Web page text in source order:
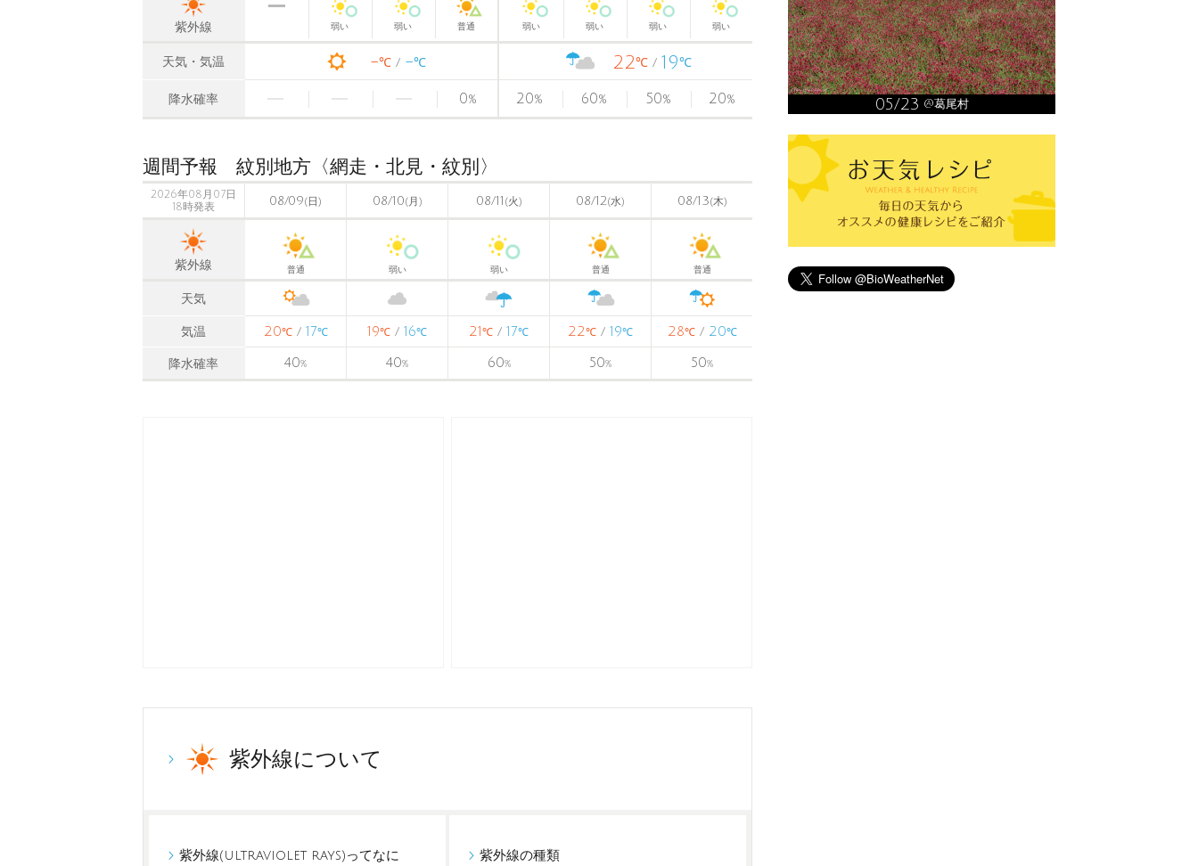
紫外線 弱い 弱い 普通 弱い 弱い 弱い 弱い
天気・気温 -℃ -℃ 22℃ 19℃
降水確率 0% 20% 60% 50% 20%
週間予報 紋別地方〈網走・北見・紋別〉
2026年08月07日
18時発表
08/09(日) 08/10(月) 08/11 (火) 08/12(水) 08/13(木)
紫外線 普通 弱い 弱い 普通 普通
天気
気温 20℃/ 17℃ 19℃ / 16℃ 21 ℃ / 17℃ 22℃ / 19℃ 28℃/ 20℃
降水確率 40% 40% 60% 50% 50%
紫外線について
紫外線(ultraviolet rays)ってなに 紫外線の種類
05/23 @葛尾村